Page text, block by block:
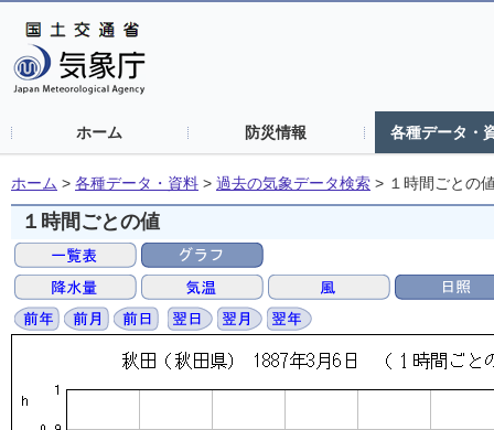
ホーム 防災情報 各種データ・
ホーム > 各種データ・資料 > 過去の気象データ検索 > １時間ごとの
１時間ごとの値